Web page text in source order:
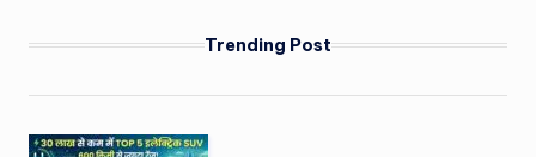
h
&
M
Trending Post